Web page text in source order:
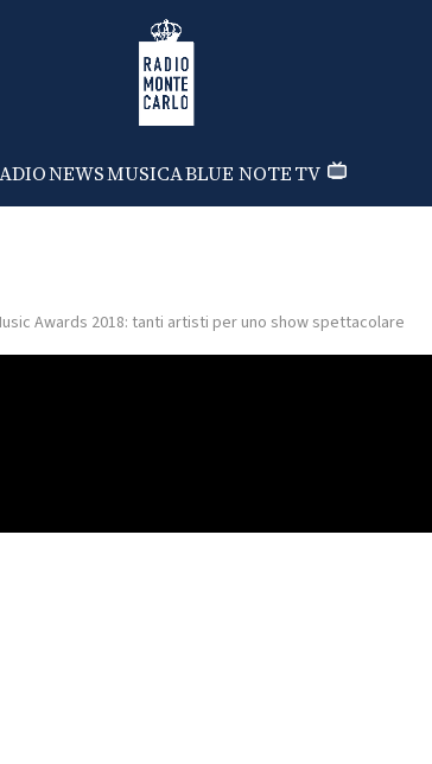
Radio Monte Carlo
NEWSMUSICABLUE NOTETV
Awards 2018: tanti artisti per uno show spettacolare